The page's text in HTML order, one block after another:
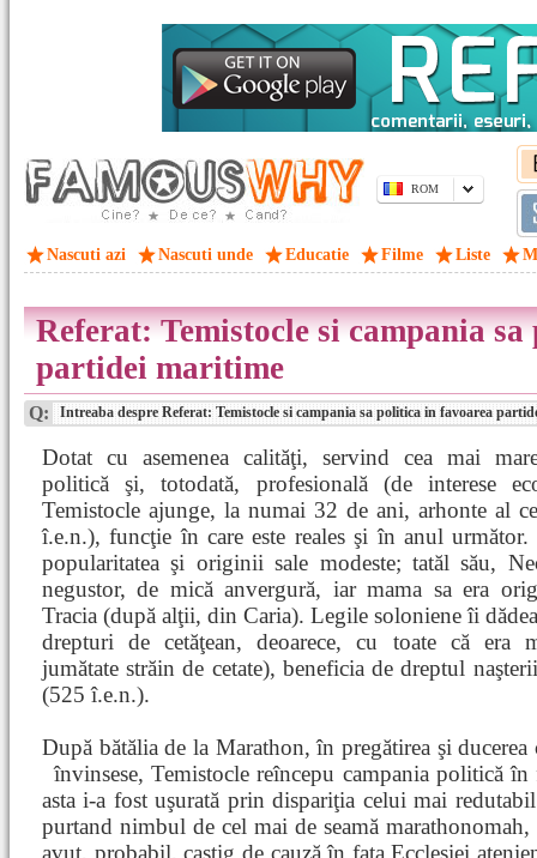
ROM
Nascuti azi Nascuti unde Educatie Filme Liste
Referat: Temistocle si campania
partidei maritime
Q: Intreaba despre Referat: Temistocle si campania sa politica in favoarea
Dotat cu asemenea calităţi, servind cea mai
politică şi, totodată, profesională (de interese
Temistocle ajunge, la numai 32 de ani, arhonte al
î.e.n.), funcţie în care este reales şi în anul următor.
popularitatea şi originii sale modeste; tatăl său,
negustor, de mică anvergură, iar mama sa era
Tracia (după alţii, din Caria). Legile soloniene îi
drepturi de cetăţean, deoarece, cu toate că era
jumătate străin de cetate), beneficia de dreptul
(525 î.e.n.).
După bătălia de la Marathon, în pregătirea şi ducerea
învinsese, Temistocle reîncepu campania politică
asta i-a fost uşurată prin dispariţia celui mai
purtand nimbul de cel mai de seamă
avut, probabil, caştig de cauză în faţa Ecclesiei